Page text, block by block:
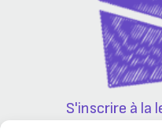
S'inscrire à